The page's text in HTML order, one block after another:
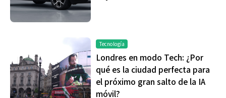
Tecnología
Londres en modo Tech: ¿Por
qué es la ciudad perfecta para
el próximo gran salto de la IA
móvil?